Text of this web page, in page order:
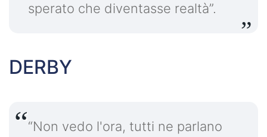
sperato che diventasse realtà”.
DERBY
“Non vedo l'ora, tutti ne parlano